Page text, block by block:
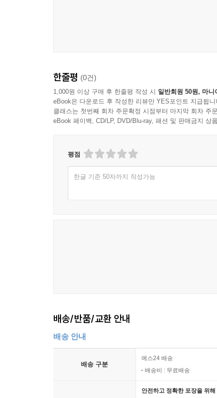
한줄평 (0건)
1,000원 이상 구매 후 한줄평 작성 시 일반회원 50원, 마니
eBook은 다운로드 후 작성한 리뷰만 YES포인트 지급됩니
클래스는 첫번째 회차 주문확정 시점부터 마지막 회차 주
eBook 페이백, CD/LP, DVD/Blu-ray, 패션 및 판매금지 상
평점
한글 기준 50자까지 작성가능
배송/반품/교환 안내
배송 안내
배송 구분
예스24 배송
배송비 : 무료배송
안전하고 정확한 포장을 위